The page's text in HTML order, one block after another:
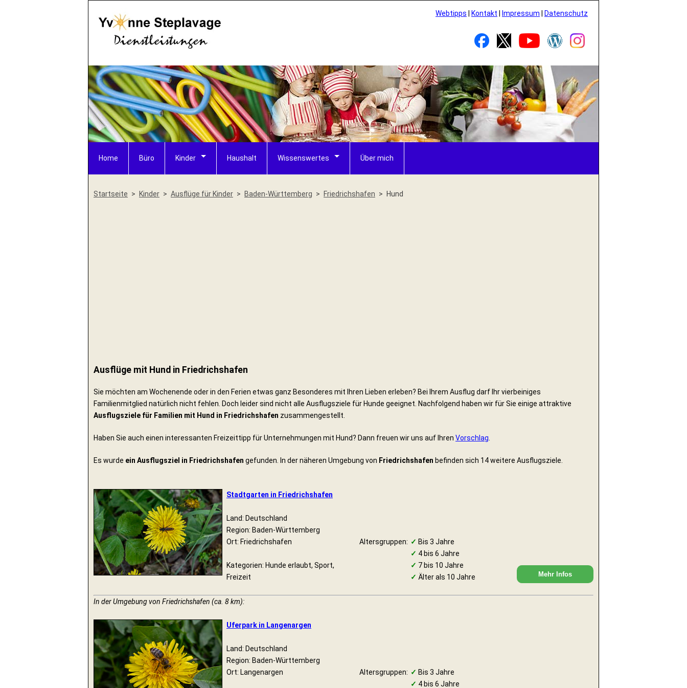
Webtipps Kontakt Impressum Datenschutz
Home Büro Kinder Haushalt Wissenswertes Über mich
Startseite Kinder Ausflüge für Kinder Baden-Württemberg Friedrichshafen Hund
Ausflüge mit Hund in Friedrichshafen
Sie möchten am Wochenende oder in den Ferien etwas ganz Besonderes mit Ihren Lieben erleben? Bei Ihrem Ausflug darf Ihr vierbeiniges
Familienmitglied natürlich nicht fehlen. Doch leider sind nicht alle Ausflugsziele für Hunde geeignet. Nachfolgend haben wir für Sie einige attraktive
Ausflugsziele für Familien mit Hund in Friedrichshafen zusammengestellt.
Haben Sie auch einen interessanten Freizeittipp für Unternehmungen mit Hund? Dann freuen wir uns auf Ihren Vorschlag
Es wurde ein Ausflugsziel in Friedrichshafen gefunden. In der näheren Umgebung von Friedrichshafen befinden sich 14 weitere Ausflugsziele.
Stadtgarten in Friedrichshafen
Land: Deutschland
Region: Baden-Württemberg
Ort: Friedrichshafen
Kategorien: Hunde erlaubt, Sport,
Freizeit
Altersgruppen: ✓ Bis 3 Jahre
✓ 4 bis 6 Jahre
✓ 7 bis 10 Jahre
✓ Älter als 10 Jahre Mehr Infos
In der Umgebung von Friedrichshafen (ca. 8 km):
Uferpark in Langenargen
Land: Deutschland
Region: Baden-Württemberg
Ort: Langenargen
Altersgruppen: ✓ Bis 3 Jahre
✓ 4 bis 6 Jahre